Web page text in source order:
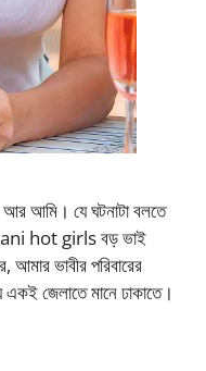
আমি। যে ঘটনাটা বলতে
hot girls বড় ভাই
আমার ভাবীর পরিবারের
জেলাতে মানে ঢাকাতে।